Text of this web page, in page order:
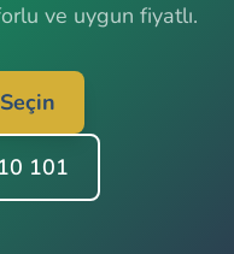
ve uygun fiyatlı.
101